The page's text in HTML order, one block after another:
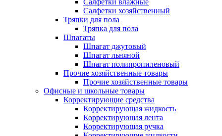
Салфетки влажные
Салфетки хозяйственный
Тряпки для пола
Тряпка для пола
Шпагаты
Шпагат джутовый
Шпагат льняной
Шпагат полипропиленовый
Прочие хозяйственные товары
Прочие хозяйственные товары
Офисные и школьные товары
Корректирующие средства
Корректирующая жидкость
Корректирующая лента
Корректирующая ручка